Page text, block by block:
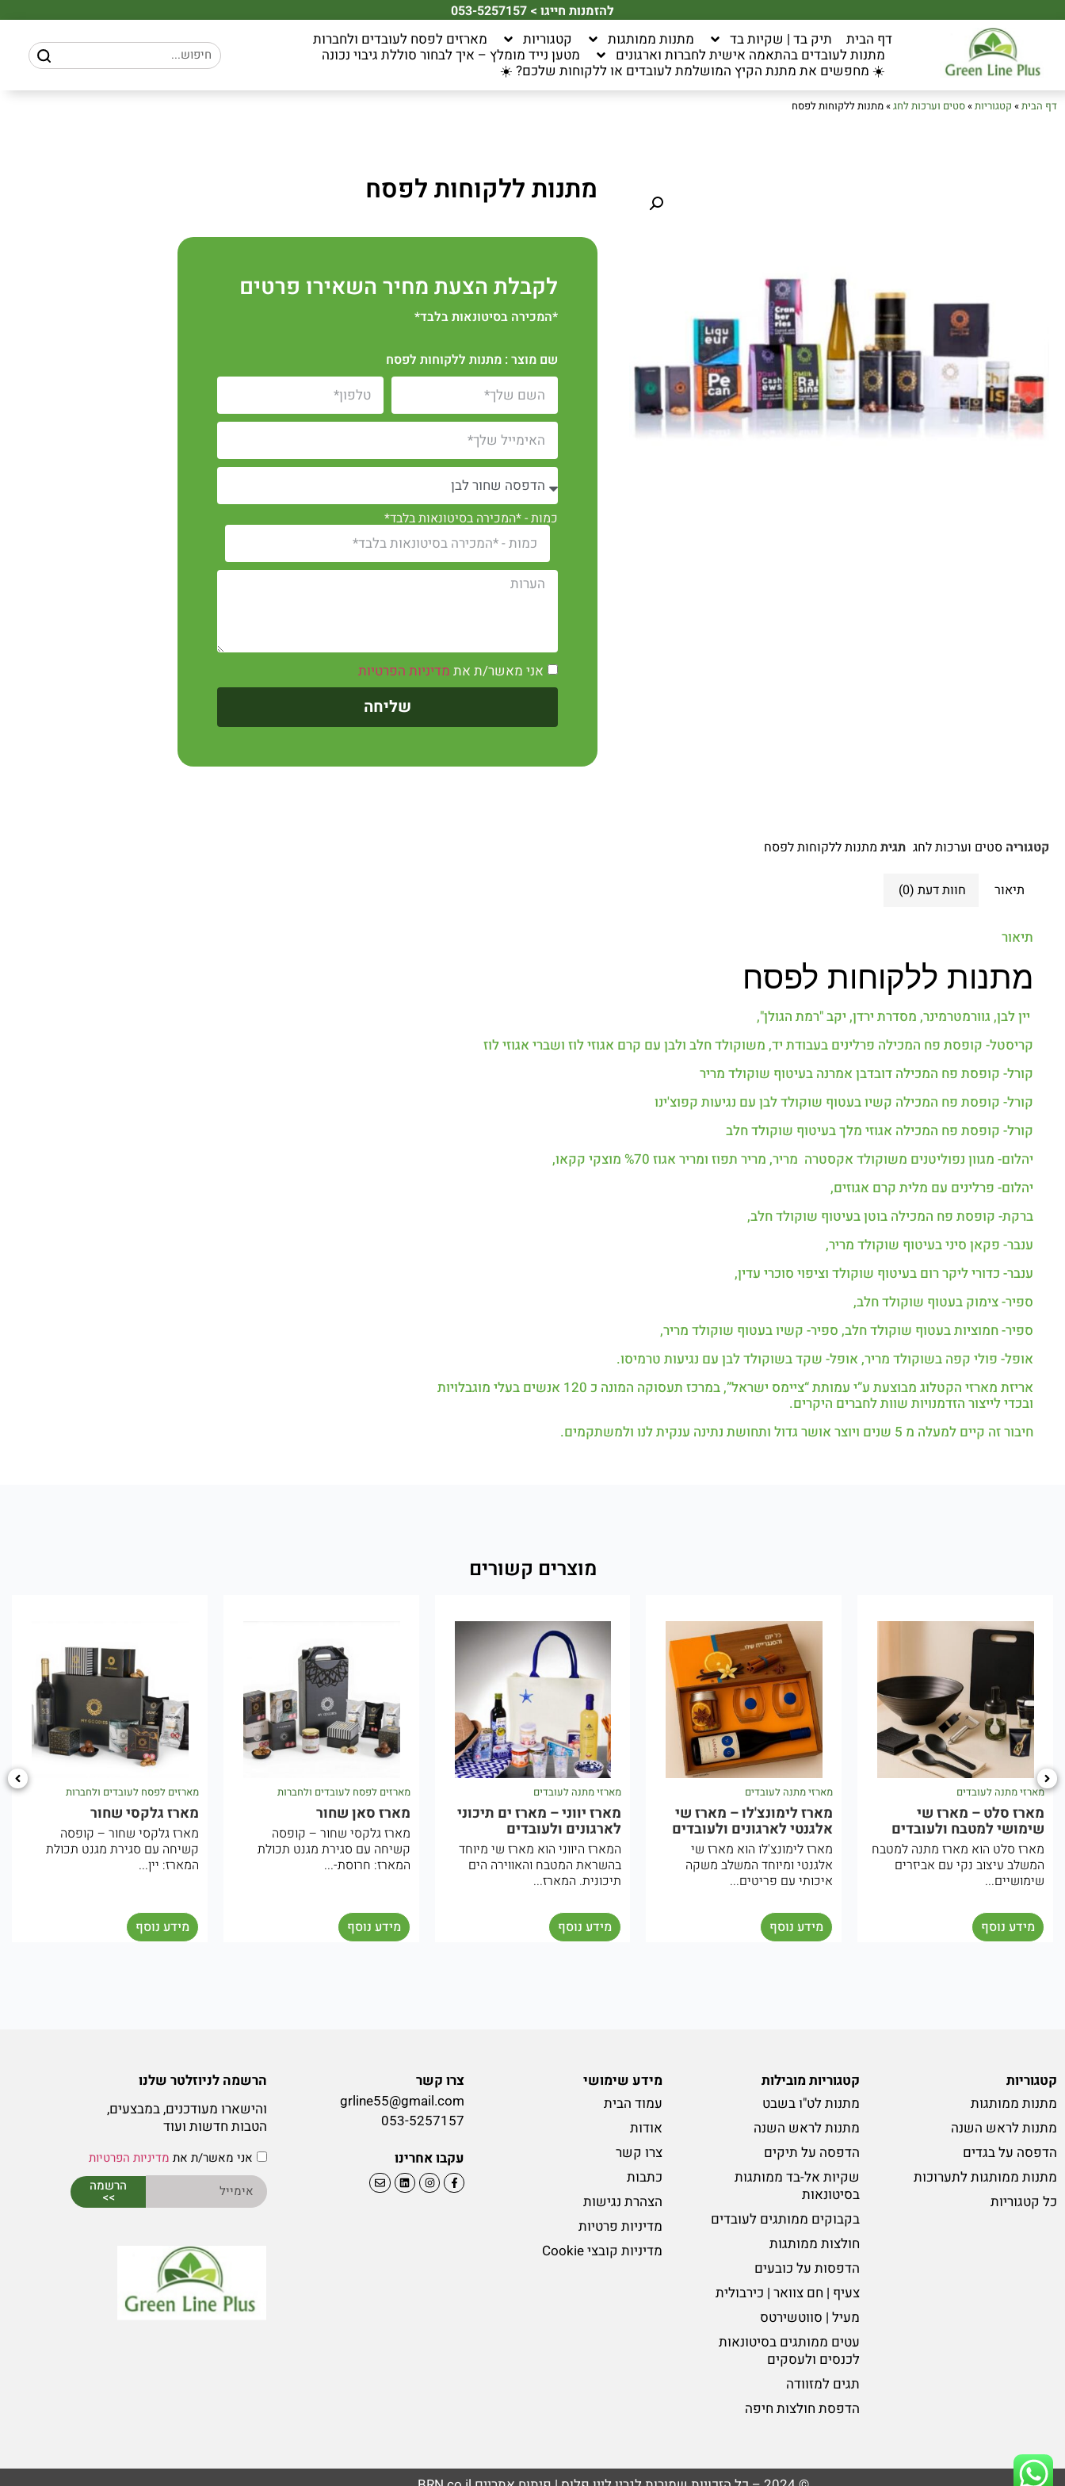
להזמנות חייגו > 053-5257157
דף הבית תיק בד | שקיות בד מתנות ממותגות קטגוריות
מארזים לפסח לעובדים ולחברות
מתנות לעובדים בהתאמה אישית לחברות וארגונים
מטען נייד מומלץ – איך לבחור סוללת גיבוי נכונה
☀️ מחפשים את מתנת הקיץ המושלמת לעובדים או ללקוחות שלכם? ☀️
דף הבית» קטגוריות»סטים וערכות לחג»מתנות ללקוחות לפסח
מתנות ללקוחות לפסח
לקבלת הצעת מחיר השאירו פרטים
*המכירה בסיטונאות בלבד*
שם מוצר : מתנות ללקוחות לפסח
כמות - *המכירה בסיטונאות בלבד*
אני מאשר/ת את מדיניות הפרטיות
שליחה
קטגוריה סטים וערכות לחג תגית מתנות ללקוחות לפסח
תיאור חוות דעת (0)
תיאור
מתנות ללקוחות לפסח
יין לבן, גוורמטרמינר, מסדרת ירדן, יקב "רמת הגולן",
קריסטל- קופסת פח המכילה פרלינים בעבודת יד, משוקולד חלב ולבן עם קרם אגוזי לוז ושברי אגוזי לוז
קורל- קופסת פח המכילה דובדבן אמרנה בעיטוף שוקולד מריר
קורל- קופסת פח המכילה קשיו בעטוף שוקולד לבן עם נגיעות קפוצ'ינו
קורל- קופסת פח המכילה אגוזי מלך בעיטוף שוקולד חלב
יהלום- מגוון נפוליטנים משוקולד אקסטרה מריר, מריר תפוז ומריר אגוז %70 מוצקי קקאו,
יהלום- פרלינים עם מלית קרם אגוזים,
ברקת- קופסת פח המכילה בוטן בעיטוף שוקולד חלב,
ענבר- פקאן סיני בעיטוף שוקולד מריר,
ענבר- כדורי ליקר רום בעיטוף שוקולד וציפוי סוכרי עדין,
ספיר- צימוק בעטוף שוקולד חלב,
ספיר- חמוציות בעטוף שוקולד חלב, ספיר- קשיו בעטוף שוקולד מריר,
אופל- פולי קפה בשוקולד מריר, אופל- שקד בשוקולד לבן עם נגיעות טרמיסו.
אריזת מארזי הקטלוג מבוצעת ע”י עמותת “ציימס ישראל”, במרכז תעסוקה המונה כ 120 אנשים בעלי מוגבלויות
ובכדי לייצור הזדמנויות שוות לחברים היקרים.
חיבור זה קיים למעלה מ 5 שנים ויוצר אושר גדול ותחושת נתינה ענקית לנו ולמשתקמים.
מוצרים קשורים
מארזי מתנה לעובדים
מארז לימונצ'לו – מארז שי
אלגנטי לארגונים ולעובדים
מארז לימונצ'לו הוא מארז שי
אלגנטי ומיוחד המשלב משקה
איכותי עם פריטים...
מידע נוסף
מארזי מתנה לעובדים
מארז יווני – מארז ים תיכוני
לארגונים ולעובדים
המארז היווני הוא מארז שי מיוחד
בהשראת המטבח והאווירה הים
תיכונית. המארז...
מידע נוסף
מארזים לפסח לעובדים ולחברות
מארז סאן שחור
מארז גלקסי שחור – קופסה
קשיחה עם סגירת מגנט תכולת
המארז: חרוסת-...
מידע נוסף
מארזים לפסח לעובדים ולחברות
מארז גלקסי שחור
מארז גלקסי שחור – קופסה
קשיחה עם סגירת מגנט תכולת
המארז: יין...
מידע נוסף
מארזים לפסח לעובדים ולחברות
מארז ונוס שחור
תכולת המארז: קורל – אגוזי פקאן
מקורמלים בעיטוף שוקולד
שיש(שוקולד לבן ומריר)...
מידע נוסף
קטגוריות
מתנות ממותגות
מתנות לראש השנה
הדפסה על בגדים
מתנות ממותגות לתערוכות
כל קטגוריות
קטגוריות מובילות
מתנות לט"ו בשבט
מתנות לראש השנה
הדפסה על תיקים
שקיות אל-בד ממותגות
בסיטונאות
בקבוקים ממותגים לעובדים
חולצות ממותגות
הדפסות על כובעים
צעיף | חם צוואר | כירבולית
מעיל | סווטשירטס
עטים ממותגים בסיטונאות
לכנסים ולעסקים
תגים למזוודה
הדפסת חולצות חיפה
מידע שימושי
עמוד הבית
אודות
צרו קשר
כתבות
הצהרת נגישות
מדיניות פרטיות
מדיניות קובצי Cookie
צרו קשר
grline55@gmail.com
053-5257157
עקבו אחרינו
הרשמה לניוזלטר שלנו
והישארו מעודכנים, במבצעים,
הטבות חדשות ועוד
אני מאשר/ת את מדיניות הפרטיות
הרשמה
>>